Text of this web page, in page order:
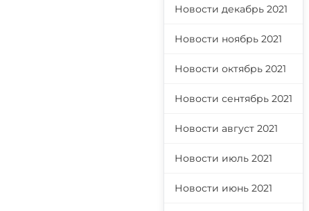
Новости декабрь 2021
Новости ноябрь 2021
Новости октябрь 2021
Новости сентябрь 2021
Новости август 2021
Новости июль 2021
Новости июнь 2021